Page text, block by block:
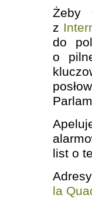
Żeby
z
do
o
list o
la